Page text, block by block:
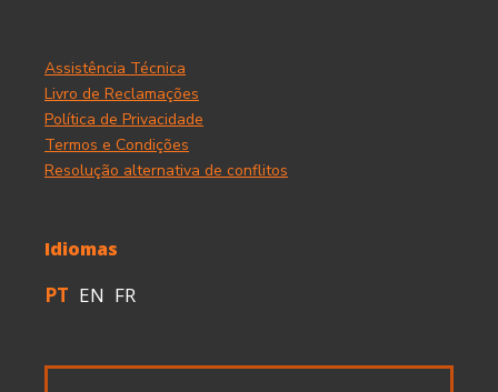
Assistência Técnica
Livro de Reclamações
Política de Privacidade
Termos e Condições
Resolução alternativa de conflitos
Idiomas
PT EN FR